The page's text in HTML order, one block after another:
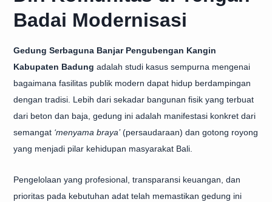
Badai Modernisasi
Gedung Serbaguna Banjar Pengubengan Kangin
Kabupaten Badung adalah studi kasus sempurna mengenai
bagaimana fasilitas publik modern dapat hidup berdampingan
dengan tradisi. Lebih dari sekadar bangunan fisik yang terbuat
dari beton dan baja, gedung ini adalah manifestasi konkret dari
semangat ‘menyama braya’(persaudaraan) dan gotong royong
yang menjadi pilar kehidupan masyarakat Bali.
Pengelolaan yang profesional, transparansi keuangan, dan
prioritas pada kebutuhan adat telah memastikan gedung ini